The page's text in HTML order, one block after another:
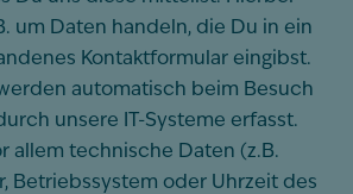
um Daten handeln, die Du in ein
Kontaktformular eingibst.
automatisch beim Besuch
unsere IT-Systeme erfasst.
allem technische Daten (z.B.
Betriebssystem oder Uhrzeit des